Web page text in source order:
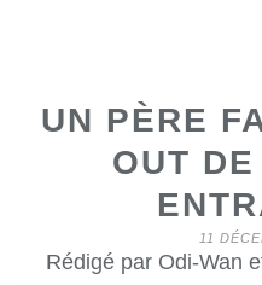
UN PÈRE
OUT
11
Rédigé par Odi-Wan